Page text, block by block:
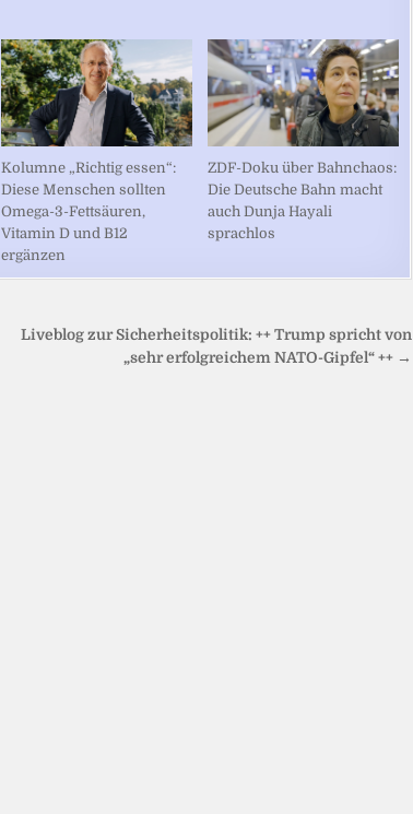
Kolumne „Richtig essen“:
Diese Menschen sollten
Omega-3-Fettsäuren,
Vitamin D und B12
ergänzen
ZDF-Doku über Bahnchaos:
Die Deutsche Bahn macht
auch Dunja Hayali
sprachlos
Liveblog zur Sicherheitspolitik: ++ Trump spricht von
„sehr erfolgreichem NATO-Gipfel“ ++ →